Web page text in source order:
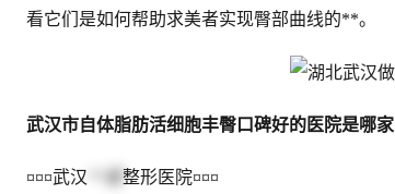
看它们是如何帮助求美者实现臀部曲线的**。
武汉市自体脂肪活细胞丰臀口碑好的医院是哪家
¤¤¤武汉
整形医院¤¤¤